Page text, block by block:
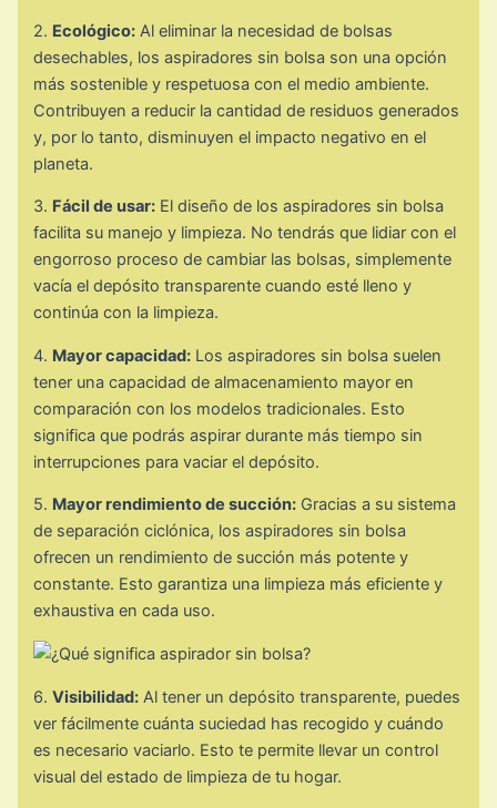
2. Ecológico: Al eliminar la necesidad de bolsas
desechables, los aspiradores sin bolsa son una opción
más sostenible y respetuosa con el medio ambiente.
Contribuyen a reducir la cantidad de residuos generados
y, por lo tanto, disminuyen el impacto negativo en el
planeta.
3. Fácil de usar: El diseño de los aspiradores sin bolsa
facilita su manejo y limpieza. No tendrás que lidiar con el
engorroso proceso de cambiar las bolsas, simplemente
vacía el depósito transparente cuando esté lleno y
continúa con la limpieza.
4. Mayor capacidad: Los aspiradores sin bolsa suelen
tener una capacidad de almacenamiento mayor en
comparación con los modelos tradicionales. Esto
significa que podrás aspirar durante más tiempo sin
interrupciones para vaciar el depósito.
5. Mayor rendimiento de succión: Gracias a su sistema
de separación ciclónica, los aspiradores sin bolsa
ofrecen un rendimiento de succión más potente y
constante. Esto garantiza una limpieza más eficiente y
exhaustiva en cada uso.
6.Visibilidad: Al tener un depósito transparente, puedes
ver fácilmente cuánta suciedad has recogido y cuándo
es necesario vaciarlo. Esto te permite llevar un control
visual del estado de limpieza de tu hogar.